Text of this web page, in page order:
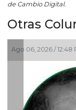
de Cambio Digital.
Otras
Ago 06, 2026 / 12:48 PM